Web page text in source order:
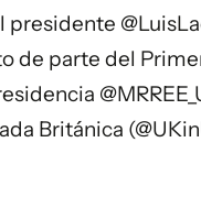
presidente
de parte del
Británica